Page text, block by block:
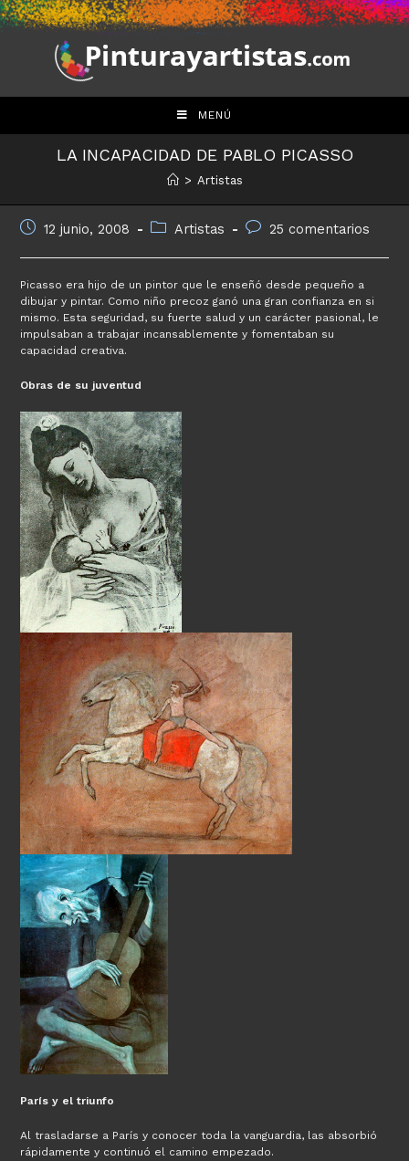
Saltar
al
contenido
MENÚ
LA INCAPACIDAD DE PABLO PICASSO
> Artistas
Publicación
entrada:
12 junio, 2008
Categoría
entrada:
Artistas
Comentarios
entrada:
25 comentarios
Picasso era hijo de un pintor que le enseñó desde pequeño a
dibujar y pintar. Como niño precoz ganó una gran confianza en si
mismo. Esta seguridad, su fuerte salud y un carácter pasional, le
impulsaban a trabajar incansablemente y fomentaban su
capacidad creativa.
Obras de su juventud
París y el triunfo
Al trasladarse a París y conocer toda la vanguardia, las absorbió
rápidamente y continuó el camino empezado.